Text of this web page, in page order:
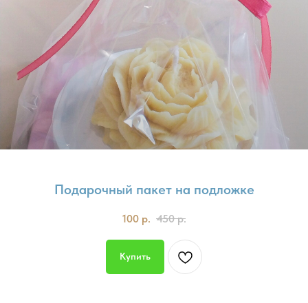
Подарочный пакет на подложке
100 р. 450 р.
Купить